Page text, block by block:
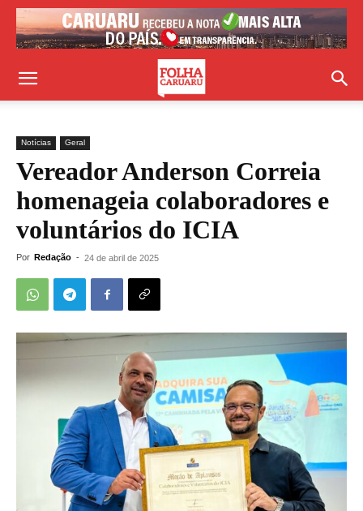
Notícias Geral
Vereador Anderson Correia
homenageia colaboradores e
voluntários do ICIA
Por Redação - 24 de abril de 2025